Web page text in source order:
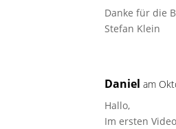
Danke für die
Stefan Klein
Daniel am
Hallo,
Im ersten